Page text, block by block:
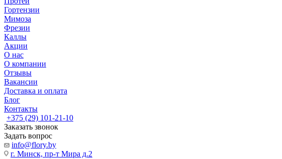
Гортензии
Мимоза
Фрезии
Каллы
Акции
О нас
О компании
Отзывы
Вакансии
Доставка и оплата
Блог
Контакты
+375 (29) 101-21-10
Заказать звонок
Задать вопрос
info@flory.by
г. Минск, пр-т Мира д.2